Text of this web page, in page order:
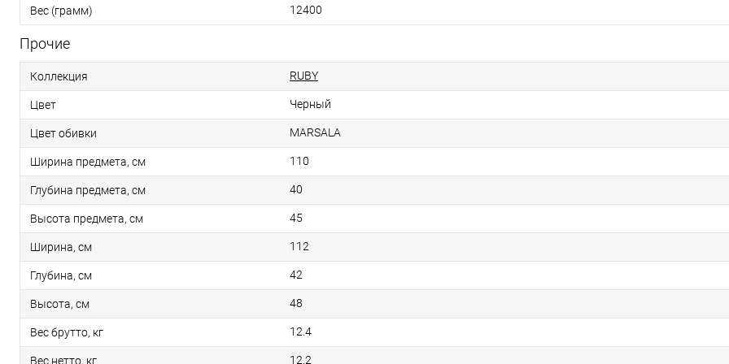
Вес (грамм) 12400
Прочие
Коллекция RUBY
Цвет Черный
Цвет обивки MARSALA
Ширина предмета, см 110
Глубина предмета, см 40
Высота предмета, см 45
Ширина, см 112
Глубина, см 42
Высота, см 48
Вес брутто, кг 12.4
Вес нетто, кг 12.2